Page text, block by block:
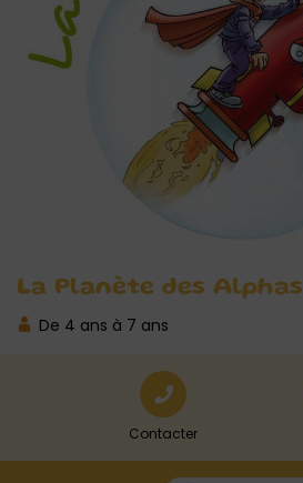
La Planète des Alphas
De 4 ans à 7 ans
Contacter